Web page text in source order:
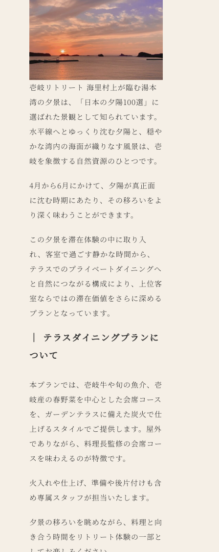
壱岐リトリート 海里村上が臨む湯本
湾の夕景は、「日本の夕陽100選」に
選ばれた景観として知られています。
水平線へとゆっくり沈む夕陽と、穏や
かな湾内の海面が織りなす風景は、壱
岐を象徴する自然資源のひとつです。
4月から6月にかけて、夕陽が真正面
に沈む時期にあたり、その移ろいをよ
り深く味わうことができます。
この夕景を滞在体験の中に取り入
れ、客室で過ごす静かな時間から、
テラスでのプライベートダイニングへ
と自然につながる構成により、上位客
室ならではの滞在価値をさらに深める
プランとなっています。
｜ テラスダイニングプランに
ついて
本プランでは、壱岐牛や旬の魚介、壱
岐産の春野菜を中心とした会席コース
を、ガーデンテラスに備えた炭火で仕
上げるスタイルでご提供します。屋外
でありながら、料理長監修の会席コー
スを味わえるのが特徴です。
火入れや仕上げ、準備や後片付けも含
め専属スタッフが担当いたします。
夕景の移ろいを眺めながら、料理と向
き合う時間をリトリート体験の一部と